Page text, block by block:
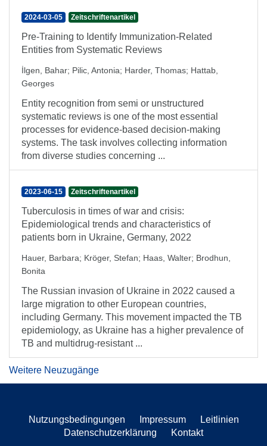
2024-03-05 Zeitschriftenartikel
Pre-Training to Identify Immunization-Related
Entities from Systematic Reviews
İlgen, Bahar; Pilic, Antonia; Harder, Thomas; Hattab,
Georges
Entity recognition from semi or unstructured
systematic reviews is one of the most essential
processes for evidence-based decision-making
systems. The task involves collecting information
from diverse studies concerning ...
2023-06-15 Zeitschriftenartikel
Tuberculosis in times of war and crisis:
Epidemiological trends and characteristics of
patients born in Ukraine, Germany, 2022
Hauer, Barbara; Kröger, Stefan; Haas, Walter; Brodhun,
Bonita
The Russian invasion of Ukraine in 2022 caused a
large migration to other European countries,
including Germany. This movement impacted the TB
epidemiology, as Ukraine has a higher prevalence of
TB and multidrug-resistant ...
Weitere Neuzugänge
Nutzungsbedingungen Impressum
Leitlinien
Datenschutzerklärung
Kontakt